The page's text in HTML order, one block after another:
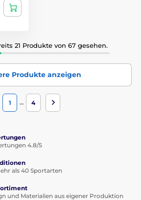
21 Produkte von 67 gesehen.
Produkte anzeigen
1 … 4
4.8/5
als 40 Sportarten
und Materialien aus eigener Produktion